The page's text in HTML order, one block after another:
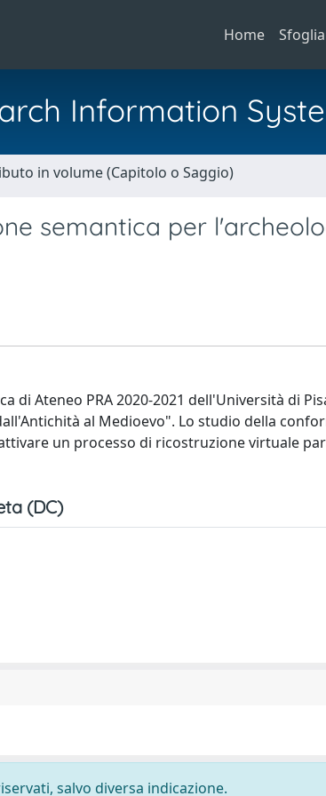
Home Sfoglia
Information
in volume (Capitolo o Saggio)
semantica per
Ateneo PRA 2020-2021 dell'Università di
al Medioevo". Lo studio della
un processo di ricostruzione virtuale
(DC)
salvo diversa indicazione.